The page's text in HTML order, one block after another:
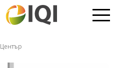
Център